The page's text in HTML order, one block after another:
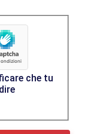
che tu